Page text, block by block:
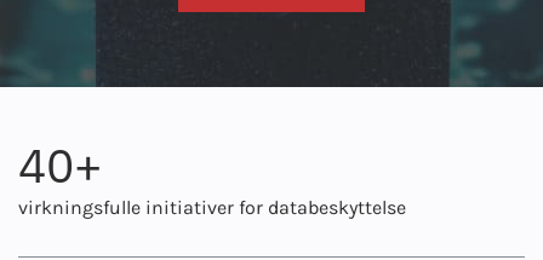
40+
virkningsfulle initiativer for databeskyttelse